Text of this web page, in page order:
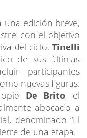
una edición breve,
con el objetivo
del ciclo. Tinelli
de sus últimas
participantes
nuevas figuras.
De Brito, el
abocado a
denominado “El
de una etapa.